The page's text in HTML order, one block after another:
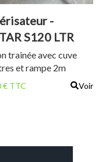
-
S120 LTR
trainée avec cuve
et rampe 2m
€ TTC Voir